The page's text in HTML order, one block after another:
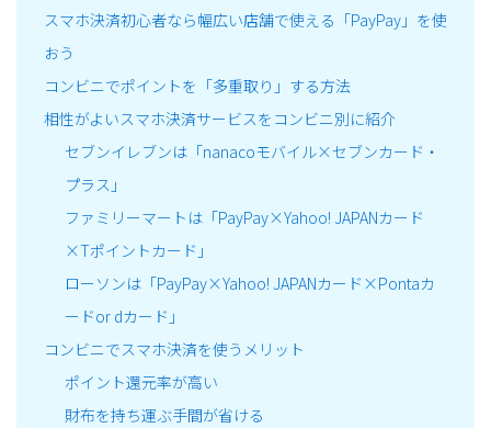
スマホ決済初心者なら幅広い店舗で使える「PayPay」を使
おう
コンビニでポイントを「多重取り」する方法
相性がよいスマホ決済サービスをコンビニ別に紹介
セブンイレブンは「nanacoモバイル×セブンカード・
プラス」
ファミリーマートは「PayPay×Yahoo! JAPANカード
×Tポイントカード」
ローソンは「PayPay×Yahoo! JAPANカード×Pontaカ
ードor dカード」
コンビニでスマホ決済を使うメリット
ポイント還元率が高い
財布を持ち運ぶ手間が省ける